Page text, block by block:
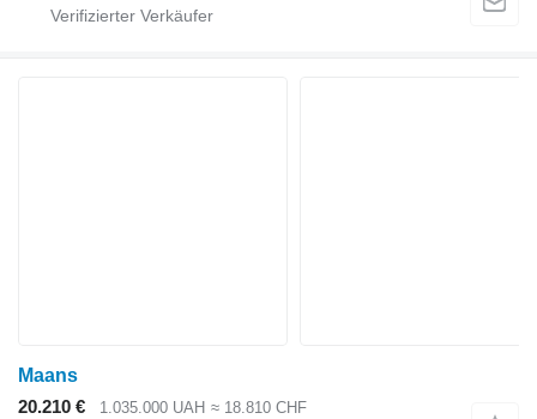
Maans
20.210 €
1.035.000 UAH ≈ 18.810 CHF